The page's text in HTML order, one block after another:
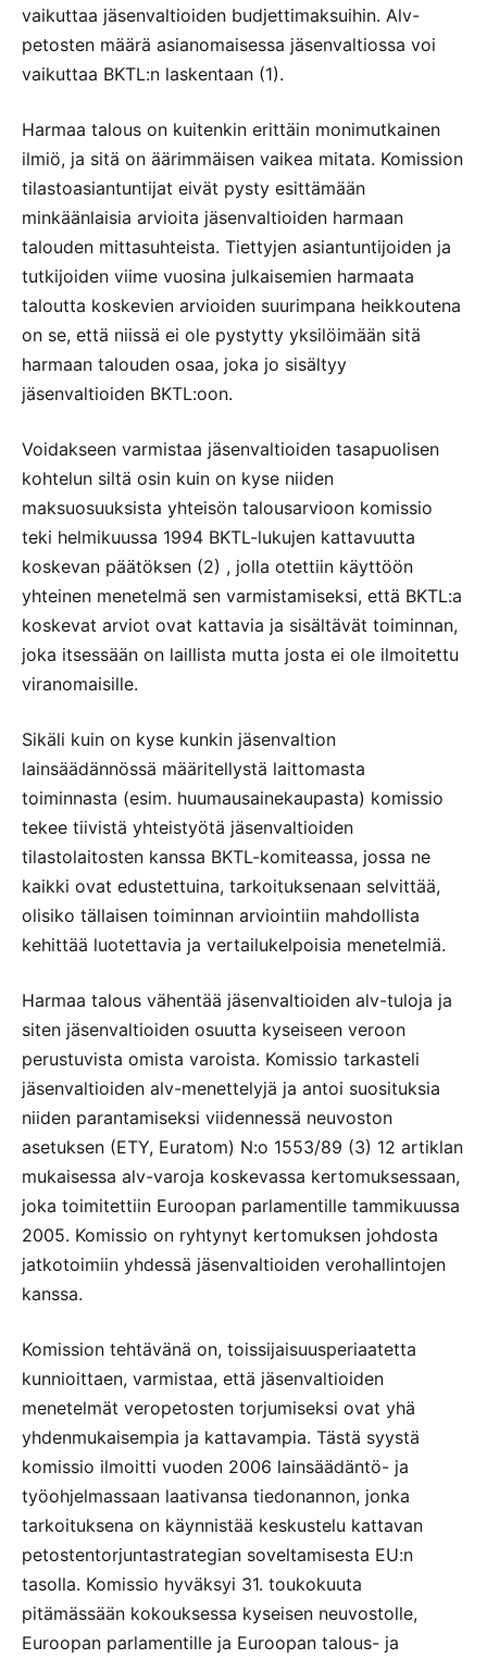
vaikuttaa jäsenvaltioiden budjettimaksuihin. Alv-
petosten määrä asianomaisessa jäsenvaltiossa voi
vaikuttaa BKTL:n laskentaan (1).
Harmaa talous on kuitenkin erittäin monimutkainen
ilmiö, ja sitä on äärimmäisen vaikea mitata. Komission
tilastoasiantuntijat eivät pysty esittämään
minkäänlaisia arvioita jäsenvaltioiden harmaan
talouden mittasuhteista. Tiettyjen asiantuntijoiden ja
tutkijoiden viime vuosina julkaisemien harmaata
taloutta koskevien arvioiden suurimpana heikkoutena
on se, että niissä ei ole pystytty yksilöimään sitä
harmaan talouden osaa, joka jo sisältyy
jäsenvaltioiden BKTL:oon.
Voidakseen varmistaa jäsenvaltioiden tasapuolisen
kohtelun siltä osin kuin on kyse niiden
maksuosuuksista yhteisön talousarvioon komissio
teki helmikuussa 1994 BKTL-lukujen kattavuutta
koskevan päätöksen (2) , jolla otettiin käyttöön
yhteinen menetelmä sen varmistamiseksi, että BKTL:a
koskevat arviot ovat kattavia ja sisältävät toiminnan,
joka itsessään on laillista mutta josta ei ole ilmoitettu
viranomaisille.
Sikäli kuin on kyse kunkin jäsenvaltion
lainsäädännössä määritellystä laittomasta
toiminnasta (esim. huumausainekaupasta) komissio
tekee tiivistä yhteistyötä jäsenvaltioiden
tilastolaitosten kanssa BKTL-komiteassa, jossa ne
kaikki ovat edustettuina, tarkoituksenaan selvittää,
olisiko tällaisen toiminnan arviointiin mahdollista
kehittää luotettavia ja vertailukelpoisia menetelmiä.
Harmaa talous vähentää jäsenvaltioiden alv-tuloja ja
siten jäsenvaltioiden osuutta kyseiseen veroon
perustuvista omista varoista. Komissio tarkasteli
jäsenvaltioiden alv-menettelyjä ja antoi suosituksia
niiden parantamiseksi viidennessä neuvoston
asetuksen (ETY, Euratom) N:o 1553/89 (3) 12 artiklan
mukaisessa alv-varoja koskevassa kertomuksessaan,
joka toimitettiin Euroopan parlamentille tammikuussa
2005. Komissio on ryhtynyt kertomuksen johdosta
jatkotoimiin yhdessä jäsenvaltioiden verohallintojen
kanssa.
Komission tehtävänä on, toissijaisuusperiaatetta
kunnioittaen, varmistaa, että jäsenvaltioiden
menetelmät veropetosten torjumiseksi ovat yhä
yhdenmukaisempia ja kattavampia. Tästä syystä
komissio ilmoitti vuoden 2006 lainsäädäntö- ja
työohjelmassaan laativansa tiedonannon, jonka
tarkoituksena on käynnistää keskustelu kattavan
petostentorjuntastrategian soveltamisesta EU:n
tasolla. Komissio hyväksyi 31. toukokuuta
pitämässään kokouksessa kyseisen neuvostolle,
Euroopan parlamentille ja Euroopan talous- ja